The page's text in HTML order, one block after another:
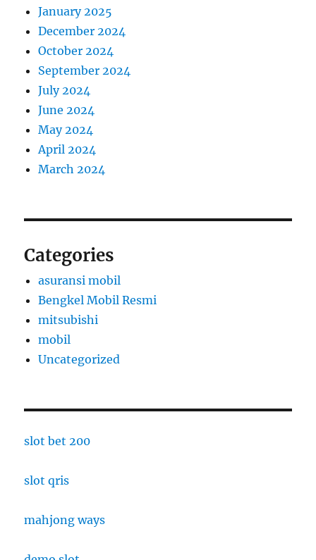
January 2025
December 2024
October 2024
September 2024
July 2024
June 2024
May 2024
April 2024
March 2024
Categories
asuransi mobil
Bengkel Mobil Resmi
mitsubishi
mobil
Uncategorized
slot bet 200
slot qris
mahjong ways